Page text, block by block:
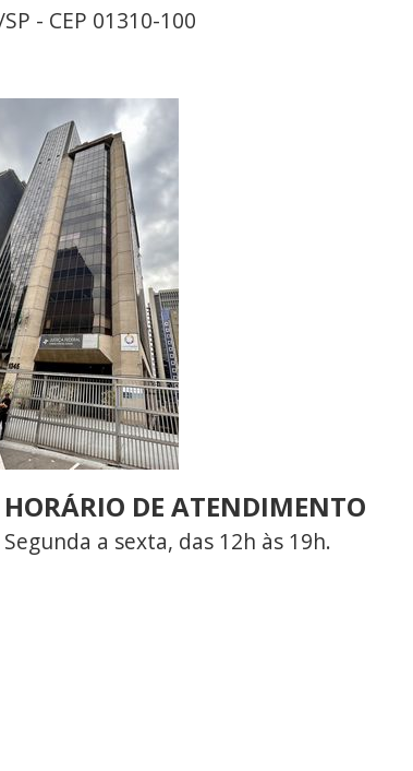
- CEP 01310-100
HORÁRIO DE ATENDIMENTO
Segunda a sexta, das 12h às 19h.